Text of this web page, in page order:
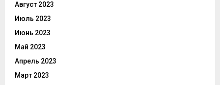
Август 2023
Июль 2023
Июнь 2023
Май 2023
Апрель 2023
Март 2023